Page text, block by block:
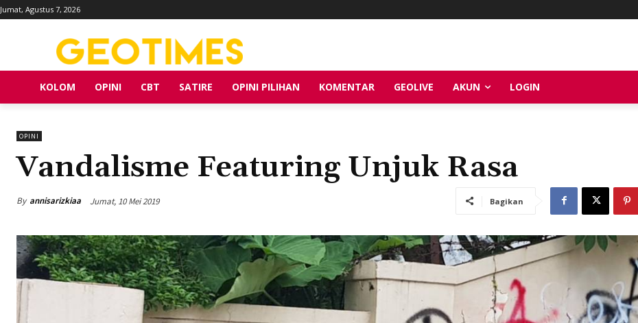
Jumat, Agustus 7, 2026
KOLOM OPINI CBT SATIRE OPINI PILIHAN KOMENTAR GEOLIVE AKUN LOGIN
OPINI
Vandalisme Featuring Unjuk Rasa
By annisarizkiaa Jumat, 10 Mei 2019 Bagikan